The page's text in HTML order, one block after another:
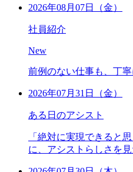
2026年08月07日（金）
社員紹介
New
前例のない仕事も、丁
2026年07月31日（金）
ある日のアシスト
「絶対に実現できると
に、アシストらしさを